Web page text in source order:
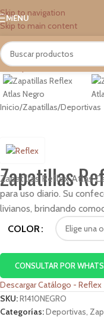
Skip to navigation
Skip to main content
MENU
Click to enlarge
Inicio/Zapatillas/Deportivas
Zapatillas
Zapatillas Reflex Atlas
para uso diario. Su
livianos, brindando
COLOR
CONSULTAR POR
Descargar Catálogo - Reflex
SKU:R1410NEGRO
Categorías:Deportivas,